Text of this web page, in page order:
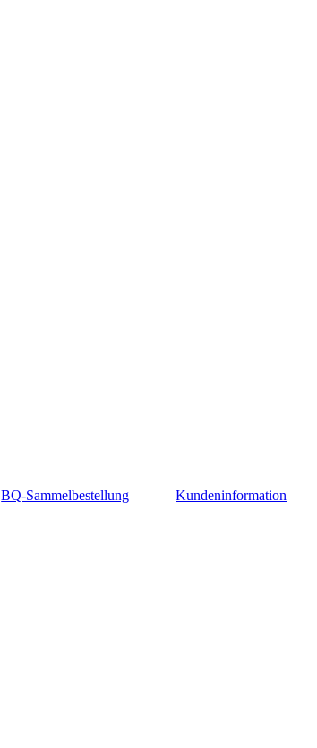
BQ-Sammelbestellung Kundeninformation